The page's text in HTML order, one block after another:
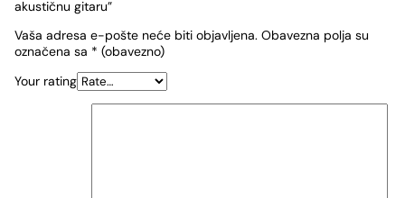
akustičnu gitaru”
Vaša adresa e-pošte neće biti objavljena. Obavezna polja su
označena sa * (obavezno)
Your rating